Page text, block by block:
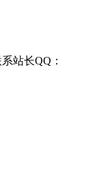
站长QQ：